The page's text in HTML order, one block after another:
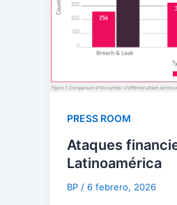
PRESS ROOM
Ataques
Latinoamérica
BP / 6 febrero, 2026